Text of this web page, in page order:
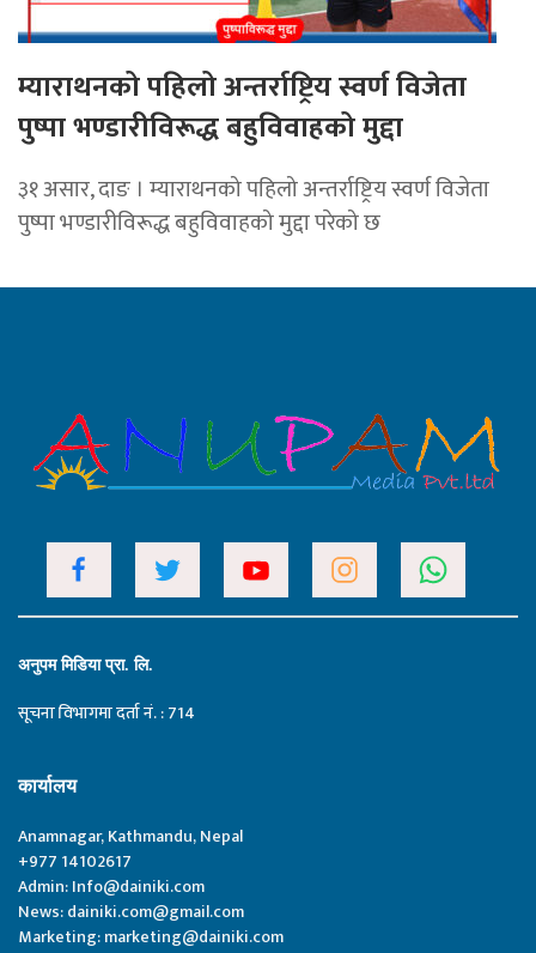
म्याराथनको पहिलो अन्तर्राष्ट्रिय स्वर्ण विजेता
पुष्पा भण्डारीविरूद्ध बहुविवाहको मुद्दा
३१ असार, दाङ । म्याराथनको पहिलो अन्तर्राष्ट्रिय स्वर्ण विजेता
पुष्पा भण्डारीविरूद्ध बहुविवाहको मुद्दा परेको छ
अनुपम मिडिया प्रा. लि.
सूचना विभागमा दर्ता नं. : 714
कार्यालय
Anamnagar, Kathmandu, Nepal
+977 14102617
Admin:Info@dainiki.com
News:dainiki.com@gmail.com
Marketing:marketing@dainiki.com